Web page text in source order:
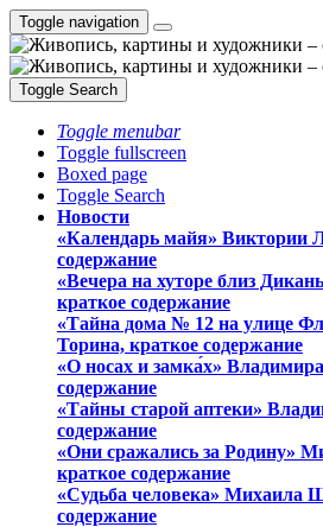
Toggle navigation
Toggle Search
Toggle menubar
Toggle fullscreen
Boxed page
Toggle Search
Новости
«Календарь майя» Виктории
содержание
«Вечера на хуторе близ
краткое содержание
«Тайна дома № 12 на улице
Торина, краткое содержание
«О носах и замка́х»
содержание
«Тайны старой аптеки»
содержание
«Они сражались за Родину»
краткое содержание
«Судьба человека» Михаила
содержание